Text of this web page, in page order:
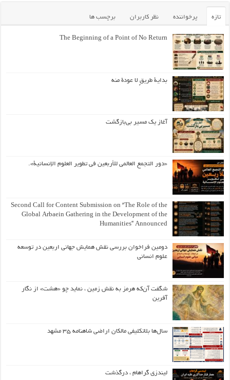
تازه پرخواننده نظر کاربران برچسب ها
The Beginning of a Point of No Return
بداية طريقٍ لا عودة منه
آغاز یک مسیر بی‌بازگشت
«دور التجمع العالمي للأربعين في تطوير العلوم الإنسانية».
Second Call for Content Submission on “The Role of the
Global Arbaein Gathering in the Development of the
Humanities” Announced
دومین فراخوان بررسی نقش همایش جهانی اربعین در توسعه
علوم انسانی
شگفت آن‌که هرمز به نقش زمین ، نماید چو «هشت» از نگار
آفرین
سال‌ها بلاتکلیفی مالکان اراضی شاهنامه ۳۵ مشهد
لیندزی گراهام ، درگذشت